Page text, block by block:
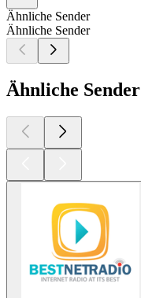
Ähnliche Sender
Ähnliche Sender
Ähnliche Sender